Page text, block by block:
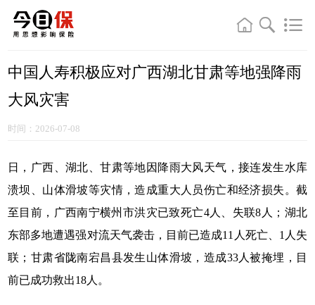
中国人寿积极应对广西湖北甘肃等地强降雨
大风灾害
时间：2026-07-08
日，广西、湖北、甘肃等地因降雨大风天气，接连发生水库
溃坝、山体滑坡等灾情，造成重大人员伤亡和经济损失。截
至目前，广西南宁横州市洪灾已致死亡4人、失联8人；湖北
东部多地遭遇强对流天气袭击，目前已造成11人死亡、1人失
联；甘肃省陇南宕昌县发生山体滑坡，造成33人被掩埋，目
前已成功救出18人。